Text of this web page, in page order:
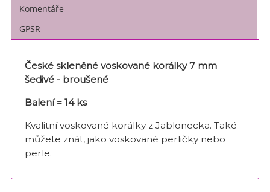
Komentáře
GPSR
České skleněné voskované korálky 7 mm
šedivé - broušené
Balení = 14 ks
Kvalitní voskované korálky z Jablonecka. Také
můžete znát, jako voskované perličky nebo
perle.